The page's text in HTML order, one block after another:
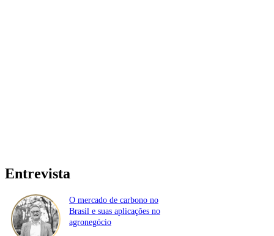
Entrevista
O mercado de carbono no
Brasil e suas aplicações no
agronegócio